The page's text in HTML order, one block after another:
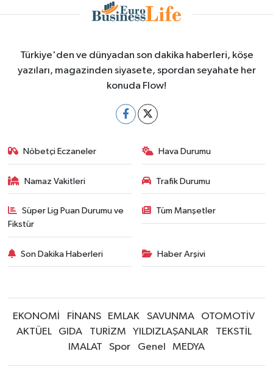
Türkiye'den ve dünyadan son dakika haberleri, köşe
yazıları, magazinden siyasete, spordan seyahate her
konuda Flow!
Nöbetçi Eczaneler Hava Durumu
Namaz Vakitleri Trafik Durumu
Süper Lig Puan Durumu ve
Fikstür
Tüm Manşetler
Son Dakika Haberleri Haber Arşivi
EKONOMİ FİNANS EMLAK SAVUNMA
OTOMOTİV
AKTÜEL
GIDA TURİZM YILDIZLAŞANLAR
TEKSTİL
IMALAT
Spor Genel MEDYA